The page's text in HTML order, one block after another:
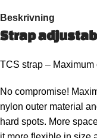
Beskrivning
Strap
TCS strap – Maximum
No compromise!
nylon outer material
hard spots. More